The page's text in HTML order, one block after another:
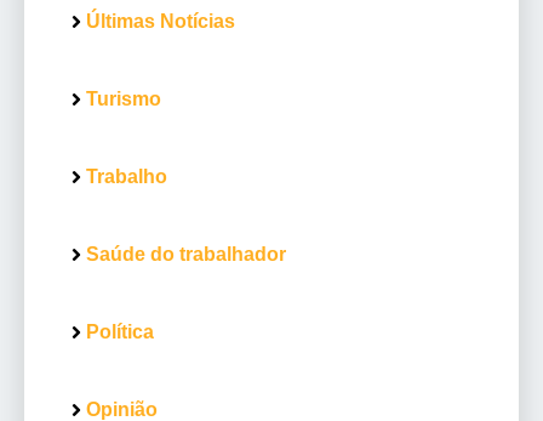
Últimas Notícias
Turismo
Trabalho
Saúde do trabalhador
Política
Opinião